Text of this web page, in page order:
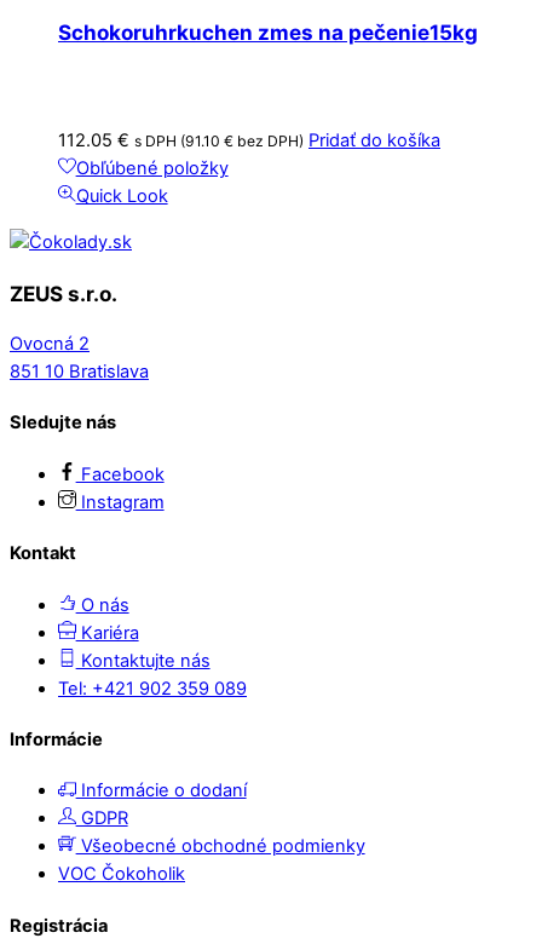
Schokoruhrkuchen zmes na pečenie15kg
112.05 € s DPH (91.10 € bez DPH) Pridať do košíka
Obľúbené položky
Quick Look
ZEUS s.r.o.
Ovocná 2
851 10 Bratislava
Sledujte nás
Facebook
Instagram
Kontakt
O nás
Kariéra
Kontaktujte nás
Tel: +421 902 359 089
Informácie
Informácie o dodaní
GDPR
Všeobecné obchodné podmienky
VOC Čokoholik
Registrácia